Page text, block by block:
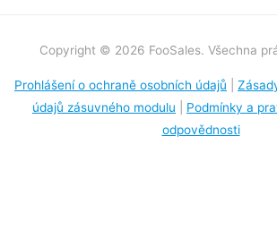
Copyright © 2026 FooSales. Všechna
Prohlášení o ochraně osobních údajů
údajů zásuvného modulu
Podmínky a
odpovědnosti